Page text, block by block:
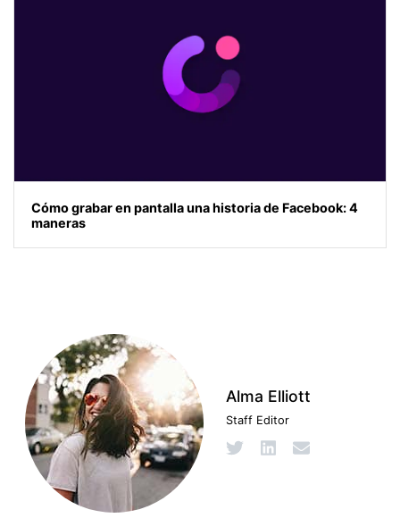
Cómo grabar en pantalla una historia de Facebook: 4
maneras
Alma Elliott
Staff Editor